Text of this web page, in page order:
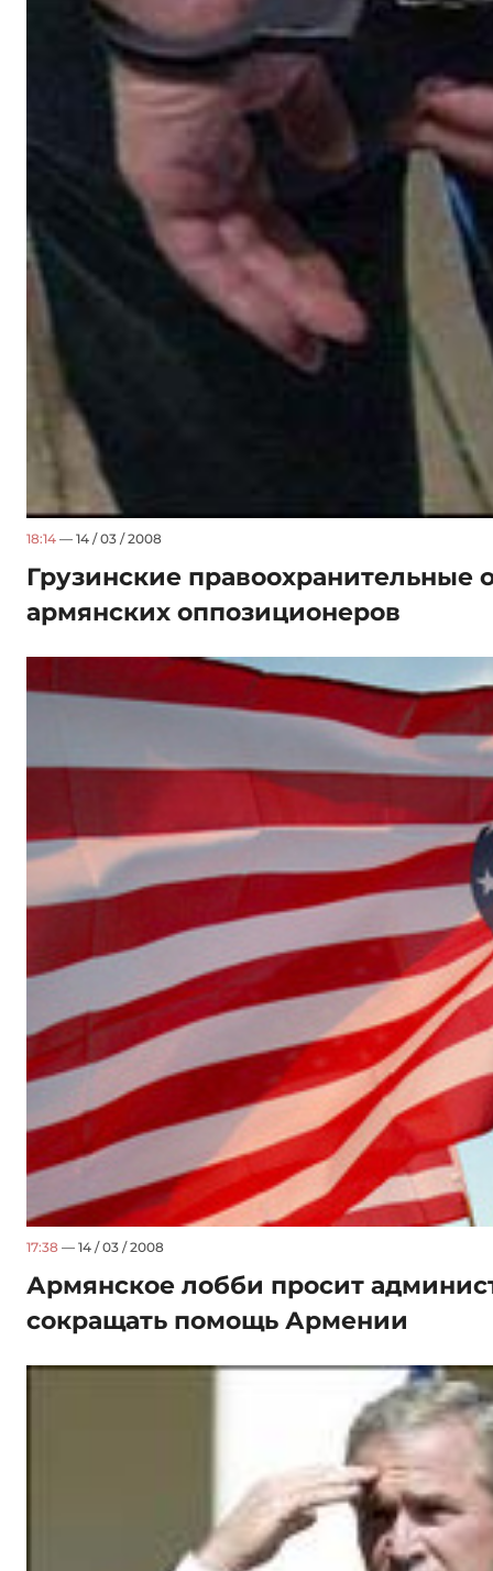
18:14 — 14 / 03 / 2008
Грузинские правоохранительные
армянских оппозиционеров
17:38 — 14 / 03 / 2008
Армянское лобби просит
сокращать помощь Армении